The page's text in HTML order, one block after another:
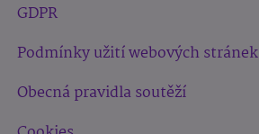
GDPR
Podmínky užití webových stránek
Obecná pravidla soutěží